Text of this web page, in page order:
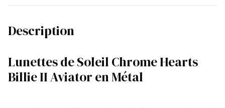
Description
Lunettes de Soleil Chrome Hearts
Billie II Aviator en Métal